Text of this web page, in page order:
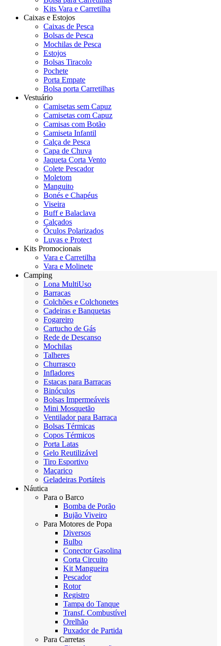
Kits Vara e Carretilha
Caixas e Estojos
Caixas de Pesca
Bolsas de Pesca
Mochilas de Pesca
Estojos
Bolsas Tiracolo
Pochete
Porta Empate
Bolsa porta Carretilhas
Vestuário
Camisetas sem Capuz
Camisetas com Capuz
Camisas com Botão
Camiseta Infantil
Calça de Pesca
Capa de Chuva
Jaqueta Corta Vento
Colete Pescador
Moletom
Manguito
Bonés e Chapéus
Viseira
Buff e Balaclava
Calçados
Óculos Polarizados
Luvas e Protect
Kits Promocionais
Vara e Carretilha
Vara e Molinete
Camping
Lona MultiUso
Barracas
Colchões e Colchonetes
Cadeiras e Banquetas
Fogareiro
Cartucho de Gás
Rede de Descanso
Mochilas
Talheres
Churrasco
Infladores
Estacas para Barracas
Binóculos
Bolsas Impermeáveis
Mini Mosquetão
Ventilador para Barraca
Bolsas Térmicas
Copos Térmicos
Porta Latas
Gelo Reutilizável
Tiro Esportivo
Maçarico
Geladeiras Portáteis
Náutica
Para o Barco
Bomba de Porão
Bujão Viveiro
Para Motores de Popa
Diversos
Bulbo
Conector Gasolina
Corta Circuito
Kit Mangueira
Pescador
Rotor
Registro
Tampa do Tanque
Transf. Combustível
Orelhão
Puxador de Partida
Para Carretas